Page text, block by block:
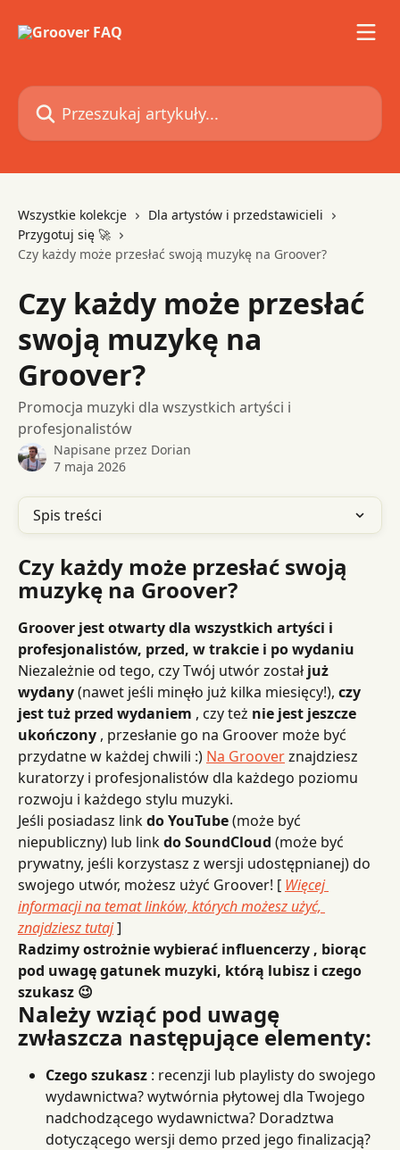
Przeszukaj artykuły...
Wszystkie kolekcje
Dla artystów i przedstawicieli
Przygotuj się 🚀
Czy każdy może przesłać swoją muzykę na Groover?
Czy każdy może przesłać
swoją muzykę na
Groover?
Promocja muzyki dla wszystkich artyści i
profesjonalistów
Napisane przez Dorian
7 maja 2026
Spis treści
Czy każdy może przesłać swoją
muzykę na Groover?
Groover jest otwarty dla wszystkich artyści i
profesjonalistów, przed, w trakcie i po wydaniu
Niezależnie od tego, czy Twój utwór został już
wydany (nawet jeśli minęło już kilka miesięcy!), czy
jest tuż przed wydaniem , czy też nie jest jeszcze
ukończony , przesłanie go na Groover może być
przydatne w każdej chwili :) Na Groover znajdziesz
kuratorzy i profesjonalistów dla każdego poziomu
rozwoju i każdego stylu muzyki.
Jeśli posiadasz link do YouTube (może być
niepubliczny) lub link do SoundCloud (może być
prywatny, jeśli korzystasz z wersji udostępnianej) do
swojego utwór, możesz użyć Groover! [ Więcej
informacji na temat linków, których możesz użyć,
znajdziesz tutaj ]
Radzimy ostrożnie wybierać influencerzy , biorąc
pod uwagę gatunek muzyki, którą lubisz i czego
szukasz 😉
Należy wziąć pod uwagę
zwłaszcza następujące elementy:
Czego szukasz : recenzji lub playlisty do swojego
wydawnictwa? wytwórnia płytowej dla Twojego
nadchodzącego wydawnictwa? Doradztwa
dotyczącego wersji demo przed jego finalizacją?